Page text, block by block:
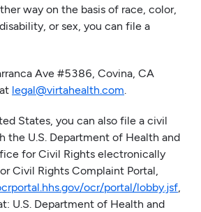
way on the basis of race, color,
or sex, you can file a
Ave #5386, Covina, CA
legal@virtahealth.com
States, you can also file a civil
the U.S. Department of Health and
for Civil Rights electronically
Civil Rights Complaint Portal,
ocr/portal/lobby.jsf,
U.S. Department of Health and